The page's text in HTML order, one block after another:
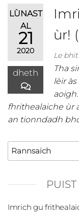
LÙNAST
AL
21
2020
dheth
ùr!
Le
Tha
lèir
fhrithealaiche ùr
an tionndadh
Imrich gu